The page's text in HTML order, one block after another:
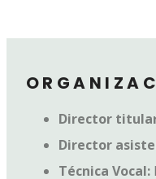
Director
Director
Técnica Vocal: